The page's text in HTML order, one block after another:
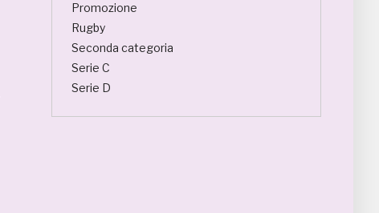
Promozione
Rugby
Seconda categoria
Serie C
Serie D